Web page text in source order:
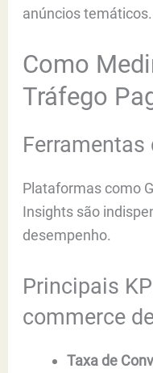
anúncios temáticos.
Como
Tráfego
Ferramentas
Plataformas como
Insights são
desempenho.
Principais
commerce
Taxa de